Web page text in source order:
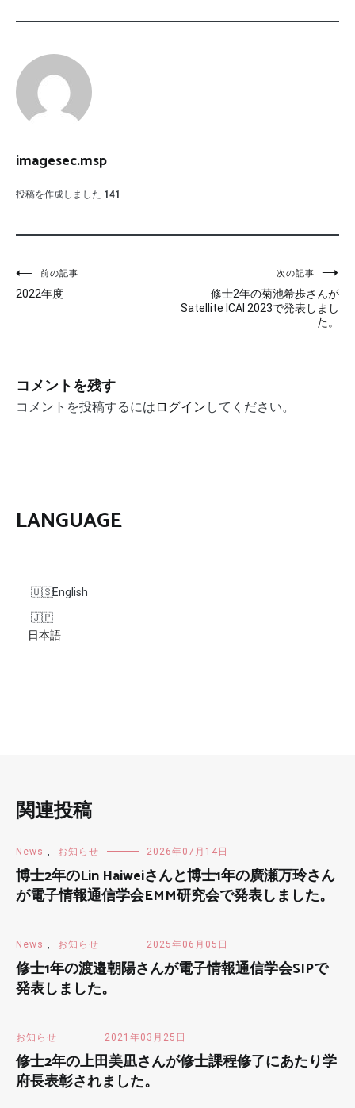
imagesec.msp
投稿を作成しました 141
投
稿
ゲ
ー
ン
前の記事
2022年度
次の記事
修士2年の菊池希歩さんが
Satellite ICAI 2023で発表しまし
た。
コメントを残す
コメントを投稿するには ログイン してください。
LANGUAGE
English
日本語
関連投稿
News お知らせ 2026年07月14日
博士2年のLin Haiweiさんと博士1年の廣瀬万玲さん
が電子情報通信学会EMM研究会で発表しました。
News お知らせ 2025年06月05日
修士1年の渡邉朝陽さんが電子情報通信学会SIPで
発表しました。
お知らせ 2021年03月25日
修士2年の上田美凪さんが修士課程修了にあたり学
府長表彰されました。